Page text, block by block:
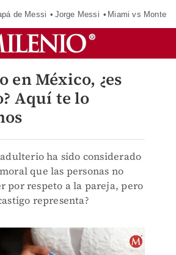
de Messi Jorge Messi Miami vs
en México, ¿es
Aquí te lo
ha sido considerado
que las personas no
por respeto a la pareja, pero
representa?